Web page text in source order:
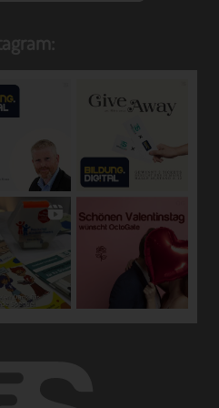
Online-Kennung oder zu
Merkmalen, die
physiologischen, genetischen,
kulturellen oder sozialen
Person sind, identifiziert
identifizierte oder
Person, deren
von dem für die Verarbeitung
werden.
oder ohne Hilfe automatisierter